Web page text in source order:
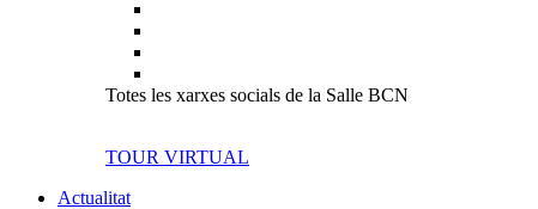
Totes les xarxes socials de la Salle BCN
TOUR VIRTUAL
Actualitat